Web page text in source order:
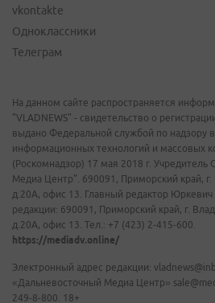
vkontakte
Одноклассники
Телеграм
На данном сайте распространяется
"VLADNEWS" - свидетельство о
выдано Федеральной службой по надзору
информационных технологий и массовых
(Роскомнадзор) 17 мая 2018 г.
Медиа Центр". 690091, Приморский край, г.
д.20А, офис 13. Главный редактор
редакции: 690091, Приморский край, г.
д.20А, офис 13. Тел.: +7 (423) 2-415-600.
https://mediadv.online/
Электронный адрес редакции:
«Дальневосточный Медиа Центр»
249-8-800. 18+